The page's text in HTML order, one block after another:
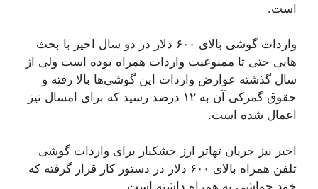
است.
واردات گوشی بالای ۶۰۰ دلار در دو سال اخیر با بحث
هایی حتی تا ممنوعیت واردات همراه بوده است ولی از
سال گذشته عوارض واردات این گوشی‌ها بالا رفته و
حقوق گمرکی آن به ۱۲ درصد رسید که برای امسال نیز
اعمال شده است.
اخیر نیز جریان تهاتر ارز خشکبار برای واردات گوشی
تلفن همراه بالای ۶۰۰ دلار در دستور کار قرار گرفته که
خود حواشی به همراه داشته است.